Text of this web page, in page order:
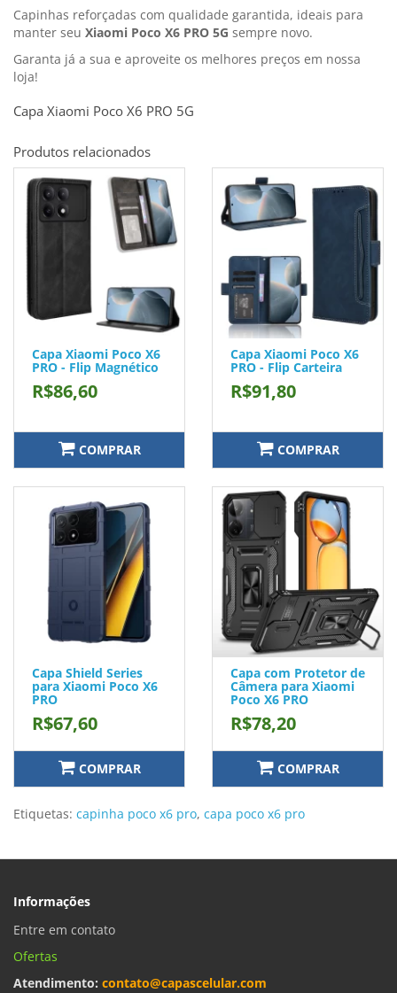
Capinhas reforçadas com qualidade garantida, ideais para
manter seu Xiaomi Poco X6 PRO 5G sempre novo.
Garanta já a sua e aproveite os melhores preços em nossa
loja!
Capa Xiaomi Poco X6 PRO 5G
Produtos relacionados
Capa Xiaomi Poco X6
PRO - Flip Magnético
R$86,60
COMPRAR
Capa Xiaomi Poco X6
PRO - Flip Carteira
R$91,80
COMPRAR
Capa Shield Series
para Xiaomi Poco X6
PRO
R$67,60
COMPRAR
Capa com Protetor de
Câmera para Xiaomi
Poco X6 PRO
R$78,20
COMPRAR
Etiquetas: capinha poco x6 pro, capa poco x6 pro
Informações
Entre em contato
Ofertas
Atendimento: contato@capascelular.com